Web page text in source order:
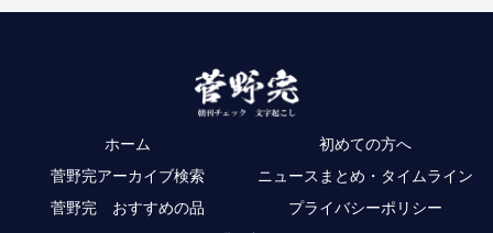
ホーム
初めての方へ
菅野完アーカイブ検索
ニュースまとめ・タイムライン
菅野完 おすすめの品
プライバシーポリシー